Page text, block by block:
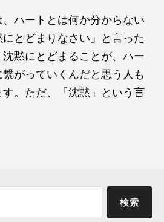
ハートとは何か分からない
とどまりなさい」と言った
黙にとどまることが、ハー
繋がっていくんだと思う人も
。ただ、「沈黙」という言